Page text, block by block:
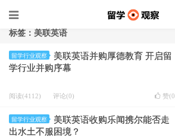
标签：美联英语
留学行业观察
美联英语并购厚德教育 开启留
学行业并购序幕
阅读(4112) 评论(0) 赞(0
留学行业观察
美联英语收购乐闻携尔能否走
出水土不服困境？